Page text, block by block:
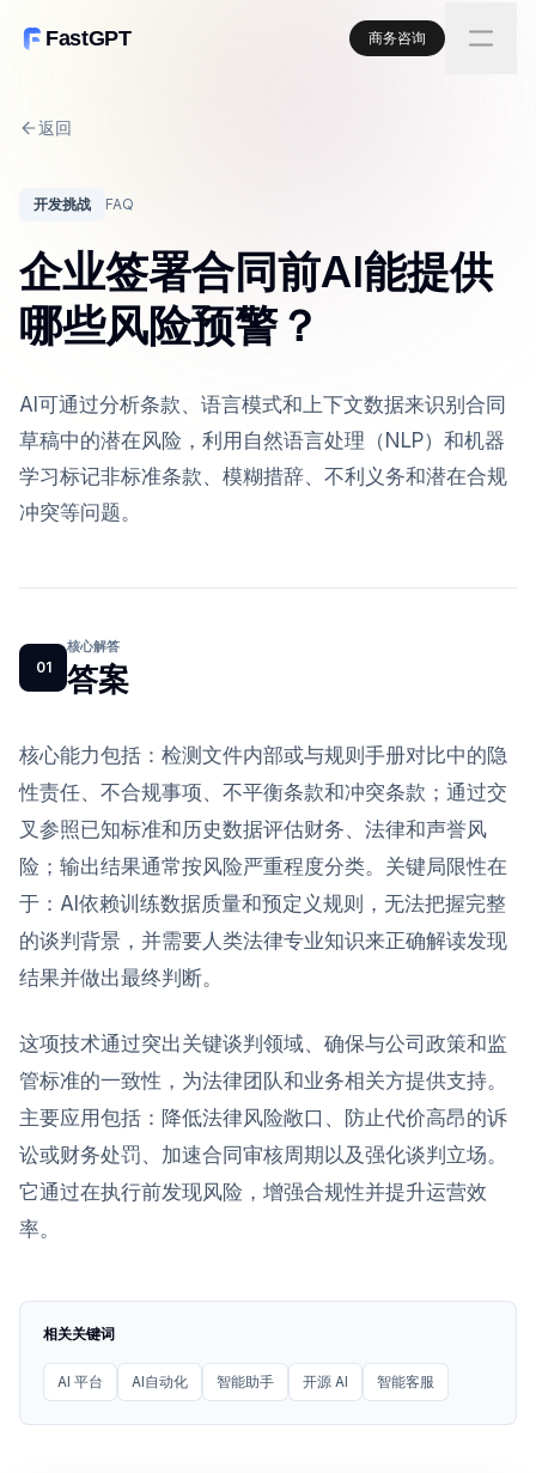
FastGPT 商务咨询
返回
开发挑战 FAQ
企业签署合同前AI能提供
哪些风险预警？
AI可通过分析条款、语言模式和上下文数据来识别合同
草稿中的潜在风险，利用自然语言处理（NLP）和机器
学习标记非标准条款、模糊措辞、不利义务和潜在合规
冲突等问题。
01
核心解答
答案
核心能力包括：检测文件内部或与规则手册对比中的隐
性责任、不合规事项、不平衡条款和冲突条款；通过交
叉参照已知标准和历史数据评估财务、法律和声誉风
险；输出结果通常按风险严重程度分类。关键局限性在
于：AI依赖训练数据质量和预定义规则，无法把握完整
的谈判背景，并需要人类法律专业知识来正确解读发现
结果并做出最终判断。
这项技术通过突出关键谈判领域、确保与公司政策和监
管标准的一致性，为法律团队和业务相关方提供支持。
主要应用包括：降低法律风险敞口、防止代价高昂的诉
讼或财务处罚、加速合同审核周期以及强化谈判立场。
它通过在执行前发现风险，增强合规性并提升运营效
率。
相关关键词
AI 平台 AI自动化 智能助手 开源 AI 智能客服